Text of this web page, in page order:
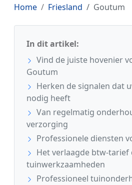
Home Friesland Goutum
In dit artikel:
Vind de juiste hovenier
Goutum
Herken de signalen dat
nodig heeft
Van regelmatig
verzorging
Professionele diensten
Het verlaagde btw-tarief
tuinwerkzaamheden
Professioneel